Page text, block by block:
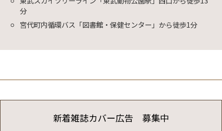
分
宮代町内循環バス「図書館・保健センター」から徒歩1分
新着雑誌カバー広告 募集中